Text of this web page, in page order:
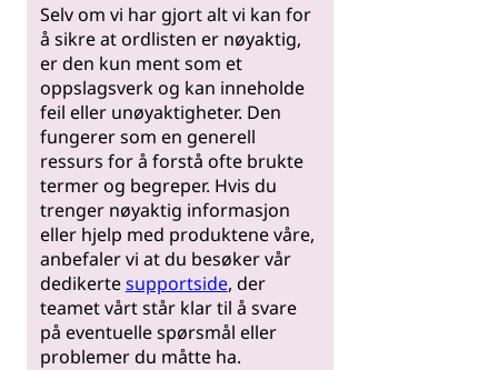
Selv om vi har gjort alt vi kan for
å sikre at ordlisten er nøyaktig,
er den kun ment som et
oppslagsverk og kan inneholde
feil eller unøyaktigheter. Den
fungerer som en generell
ressurs for å forstå ofte brukte
termer og begreper. Hvis du
trenger nøyaktig informasjon
eller hjelp med produktene våre,
anbefaler vi at du besøker vår
dedikertesupportside, der
teamet vårt står klar til å svare
på eventuelle spørsmål eller
problemer du måtte ha.